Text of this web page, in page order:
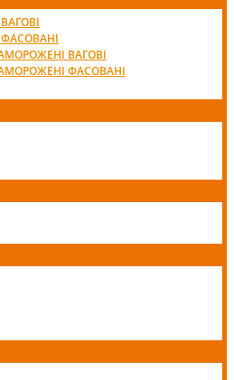
ВАГОВІ
ФАСОВАНІ